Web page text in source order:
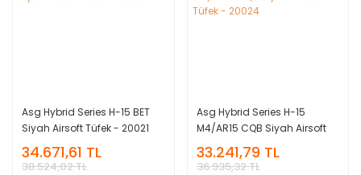
Asg Hybrid Series H-15 BET
Siyah Airsoft Tüfek - 20021
34.671,61 TL
38.524,02 TL
Asg Hybrid Series H-15
M4/AR15 CQB Siyah Airsoft
Tüfek - 20024
33.241,79 TL
36.935,32 TL